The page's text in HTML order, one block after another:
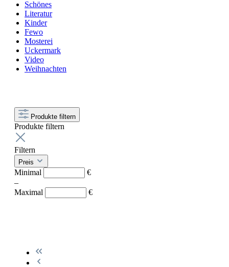
Schönes
Literatur
Kinder
Fewo
Mosterei
Uckermark
Video
Weihnachten
Produkte filtern
Produkte filtern
Filtern
Preis
Minimal
€
–
Maximal
€